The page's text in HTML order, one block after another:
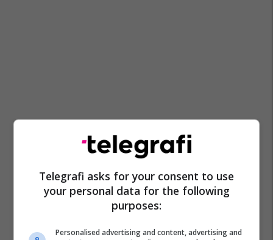
Telegrafi asks for your consent to use
your personal data for the following
purposes:
Personalised advertising and content, advertising and